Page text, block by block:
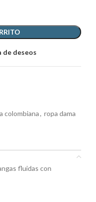
de deseos
colombiana, ropa dama
fluidas con